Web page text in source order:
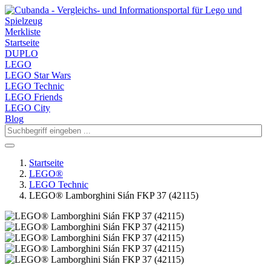
Merkliste
Startseite
DUPLO
LEGO
LEGO Star Wars
LEGO Technic
LEGO Friends
LEGO City
Blog
Startseite
LEGO®
LEGO Technic
LEGO® Lamborghini Sián FKP 37 (42115)